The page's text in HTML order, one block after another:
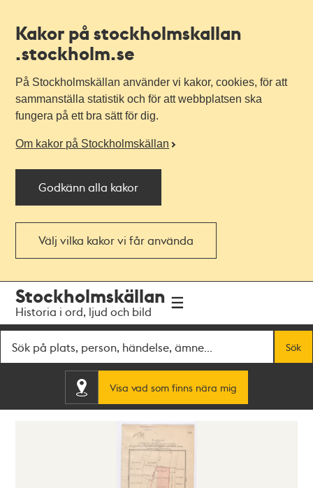
Kakor på stockholmskallan
.stockholm.se
På Stockholmskällan använder vi kakor, cookies, för att
sammanställa statistik och för att webbplatsen ska
fungera på ett bra sätt för dig.
Om kakor på Stockholmskällan
Godkänn alla kakor
Välj vilka kakor vi får använda
navigationen
huvudinnehållet
Stockholmskällan
Historia i ord, ljud och bild
Sök
Visa vad som finns nära mig